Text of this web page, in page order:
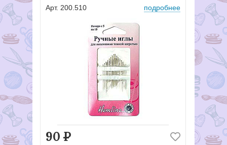
Арт. 200.510 подробнее
90 Р